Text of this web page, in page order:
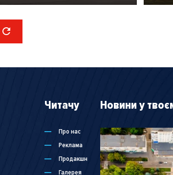
Читачу
Про нас
Реклама
Продакшн
Галерея
Новини у